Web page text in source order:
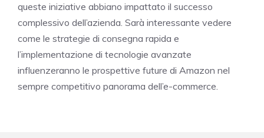
queste iniziative abbiano impattato il successo
complessivo dell’azienda. Sarà interessante vedere
come le strategie di consegna rapida e
l’implementazione di tecnologie avanzate
influenzeranno le prospettive future di Amazon nel
sempre competitivo panorama dell’e-commerce.